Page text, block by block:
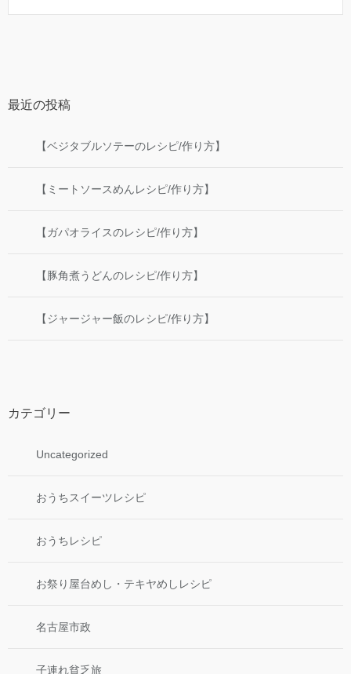
最近の投稿
【ベジタブルソテーのレシピ/作り方】
【ミートソースめんレシピ/作り方】
【ガパオライスのレシピ/作り方】
【豚角煮うどんのレシピ/作り方】
【ジャージャー飯のレシピ/作り方】
カテゴリー
Uncategorized
おうちスイーツレシピ
おうちレシピ
お祭り屋台めし・テキヤめしレシピ
名古屋市政
子連れ貧乏旅